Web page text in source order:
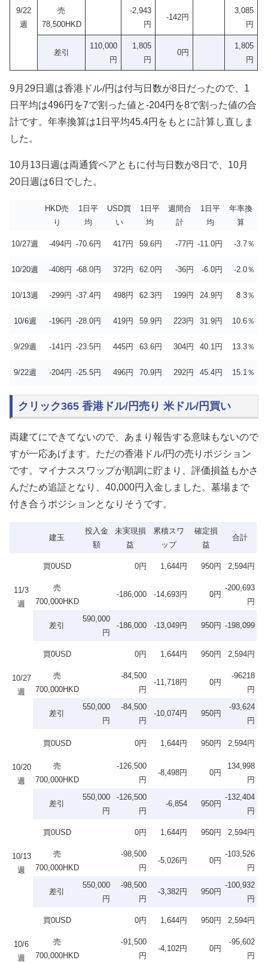
9/22
週
売
78,500HKD
-2,943
円
-142円
3,085
円
差引
110,000
円
1,805
円
0円
1,805
円
9月29日週は香港ドル/円は付与日数が8日だったので、1
日平均は496円を7で割った値と-204円を8で割った値の合
計です。年率換算は1日平均45.4円をもとに計算し直しま
した。
10月13日週は両通貨ペアともに付与日数が8日で、10月
20日週は6日でした。
HKD売
り
1日平
均
USD買
い
1日平
均
週間合
計
1日平
均
年率換
算
10/27週 -494円 -70.6円 417円 59.6円 -77円 -11.0円 -3.7％
10/20週 -408円 -68.0円 372円 62.0円 -36円 -6.0円 -2.0％
10/13週 -299円 -37.4円 498円 62.3円 199円 24.9円 8.3％
10/6週 -196円 -28.0円 419円 59.9円 223円 31.9円 10.6％
9/29週 -141円 -23.5円 445円 63.6円 304円 40.1円 13.3％
9/22週 -204円 -25.5円 496円 70.9円 292円 45.4円 15.1％
クリック365 香港ドル/円売り 米ドル/円買い
両建てにできてないので、あまり報告する意味もないので
すが一応あげます。ただの香港ドル/円の売りポジション
です。マイナススワップが順調に貯まり、評価損益もかさ
んだため追証となり、40,000円入金しました。墓場まで
付き合うポジションとなりそうです。
建玉
投入金
額
未実現損
益
累積スワ
ップ
確定損
益
合計
11/3
週
買0USD 0円 1,644円 950円 2,594円
売
700,000HKD
-186,000 -14,693円 0円
-200,693
円
差引
590,000
円
-186,000 -13,049円 950円 -198,099
10/27
週
買0USD 0円 1,644円 950円 2,594円
売
700,000HKD
-84,500
円
-11,718円 0円
-96218
円
差引
550,000
円
-84,500
円
-10,074円 950円
-93,624
円
10/20
週
買0USD 0円 1,644円 950円 2,594円
売
700,000HKD
-126,500
円
-8,498円 0円
134,998
円
差引
550,000
円
-126,500
円
-6,854 950円
-132,404
円
10/13
週
買0USD 0円 1,644円 950円 2,594円
売
700,000HKD
-98,500
円
-5,026円 0円
-103,526
円
差引
550,000
円
-98,500
円
-3,382円 950円
-100,932
円
10/6
週
買0USD 0円 1,644円 950円 2,594円
売
700,000HKD
-91,500
円
-4,102円 0円
-95,602
円